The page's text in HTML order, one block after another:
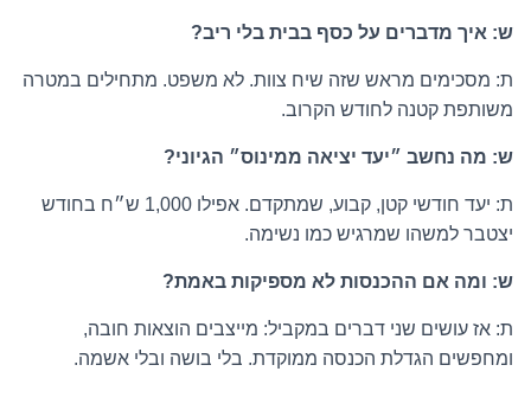
ש: איך מדברים על כסף בבית בלי ריב?
ת: מסכימים מראש שזה שיח צוות. לא משפט. מתחילים במטרה
משותפת קטנה לחודש הקרוב.
ש: מה נחשב ״יעד יציאה ממינוס״ הגיוני?
ת: יעד חודשי קטן, קבוע, שמתקדם. אפילו 1,000 ש״ח בחודש
יצטבר למשהו שמרגיש כמו נשימה.
ש: ומה אם ההכנסות לא מספיקות באמת?
ת: אז עושים שני דברים במקביל: מייצבים הוצאות חובה,
ומחפשים הגדלת הכנסה ממוקדת. בלי בושה ובלי אשמה.